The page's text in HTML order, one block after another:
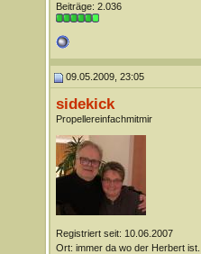
Beiträge: 2.036
09.05.2009, 23:05
sidekick
Propellereinfachmitmir
Registriert seit: 10.06.2007
Ort: immer da wo der Herbert ist...